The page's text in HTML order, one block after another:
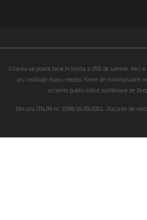
Citarea se poate face în limita a 250 de semne. Nici
uri, instituţii mass-media, firme de monitorizare)
scrierile publicistice purtătoare de
Decizia ONJN nr. 1598/16.09.2021. Jocurile de